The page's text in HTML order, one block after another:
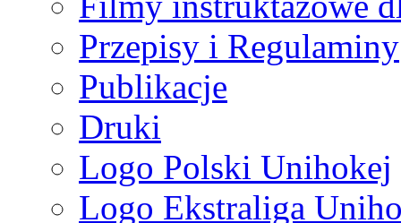
Przepisy i Regulaminy
Publikacje
Druki
Logo Polski Unihokej
Logo Ekstraliga